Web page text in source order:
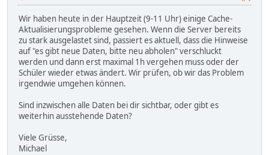
Wir haben heute in der Hauptzeit (9-11 Uhr) einige Cache-
Aktualisierungsprobleme gesehen. Wenn die Server bereits
zu stark ausgelastet sind, passiert es aktuell, dass die Hinweise
auf "es gibt neue Daten, bitte neu abholen" verschluckt
werden und dann erst maximal 1h vergehen muss oder der
Schüler wieder etwas ändert. Wir prüfen, ob wir das Problem
irgendwie umgehen können.
Sind inzwischen alle Daten bei dir sichtbar, oder gibt es
weiterhin ausstehende Daten?
Viele Grüsse,
Michael